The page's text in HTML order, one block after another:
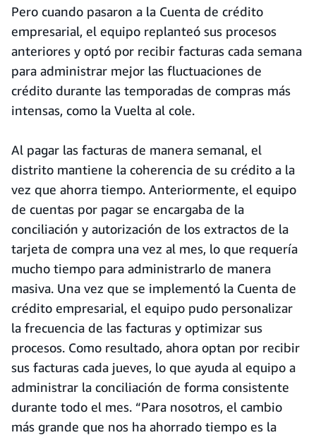
Pero cuando pasaron a la Cuenta de crédito
empresarial, el equipo replanteó sus procesos
anteriores y optó por recibir facturas cada semana
para administrar mejor las fluctuaciones de
crédito durante las temporadas de compras más
intensas, como la Vuelta al cole.
Al pagar las facturas de manera semanal, el
distrito mantiene la coherencia de su crédito a la
vez que ahorra tiempo. Anteriormente, el equipo
de cuentas por pagar se encargaba de la
conciliación y autorización de los extractos de la
tarjeta de compra una vez al mes, lo que requería
mucho tiempo para administrarlo de manera
masiva. Una vez que se implementó la Cuenta de
crédito empresarial, el equipo pudo personalizar
la frecuencia de las facturas y optimizar sus
procesos. Como resultado, ahora optan por recibir
sus facturas cada jueves, lo que ayuda al equipo a
administrar la conciliación de forma consistente
durante todo el mes. “Para nosotros, el cambio
más grande que nos ha ahorrado tiempo es la